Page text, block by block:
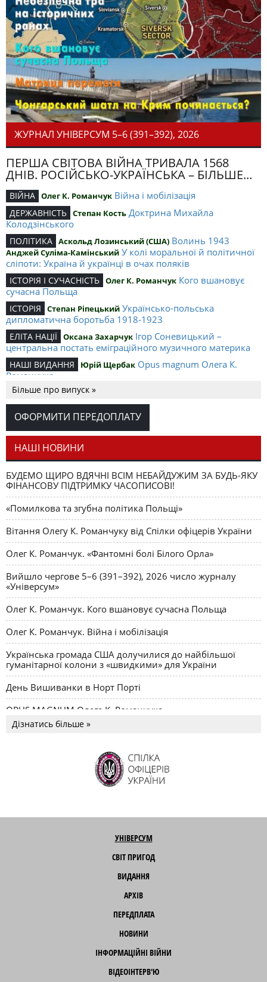
ЖУРНАЛ УНІВЕРСУМ 5–6 (391–392), 2026
ПЕРША СВІТОВА ВІЙНА ТРИВАЛА 1568
ДНІВ. РОСІЙСЬКО-УКРАЇНСЬКА – БІЛЬШЕ...
ВІЙНА Олег К. Романчук Війна і мобілізація
ДЕРЖАВНІСТЬ Степан Кость Доктрина Михайла
Колодзінського
ПОЛІТИКА Аскольд Лозинський (США) Волинь 1943
Анджей Суліма-Камінський У колі моральної й політичної
сліпоти: Україна й українці в очах поляків
ІСТОРІЯ І СУЧАСНІСТЬ Олег К. Романчук Кого вшановує
сучасна Польща
ІСТОРІЯ Степан Ріпецький Українсько-польська
дипломатична боротьба 1918-1923
ЕЛІТА НАЦІЇ Оксана Захарчук Ігор Соневицький –
центральна постать еміграційного музичного материка
НАШІ ВИДАННЯ Юрій Щербак Opus magnum Олега К.
Романчука
РЕЦЕНЗІЇ Петро Іванишин
Романчука
СЛОВО РЕДАКЦІЙНЕ Олег К. Романчук
як уособлення української політстратегії й тактики
Більше про випуск »
ОФОРМИТИ ПЕРЕДОПЛАТУ
НАШІ НОВИНИ
БУДЕМО ЩИРО ВДЯЧНІ ВСІМ НЕБАЙДУЖИМ ЗА БУДЬ-ЯКУ
ФІНАНСОВУ ПІДТРИМКУ ЧАСОПИСОВІ!
«Помилкова та згубна політика Польщі»
Вітання Олегу К. Романчуку від Спілки офіцерів України
Олег К. Романчук. «Фантомні болі Білого Орла»
Вийшло чергове 5–6 (391–392), 2026 число журналу
«Універсум»
Олег К. Романчук. Кого вшановує сучасна Польща
Олег К. Романчук. Війна і мобілізація
Українська громада США долучилися до найбільшої
гуманітарної колони з «швидкими» для України
День Вишиванки в Норт Порті
OPUS MAGNUM Олега К. Романчука
Дізнатись більше »
УНІВЕРСУМ
СВІТ ПРИГОД
ВИДАННЯ
АРХІВ
ПЕРЕДПЛАТА
НОВИНИ
ІНФОРМАЦІЙНІ ВІЙНИ
ВІДЕОІНТЕРВ'Ю